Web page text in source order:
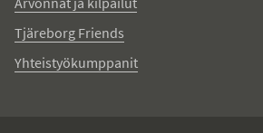
Tjäreborg Friends
Yhteistyökumppanit